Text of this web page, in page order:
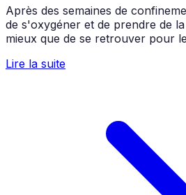
Après des semaines de
de s'oxygéner et de prendre de
mieux que de se retrouver pour
Lire la suite